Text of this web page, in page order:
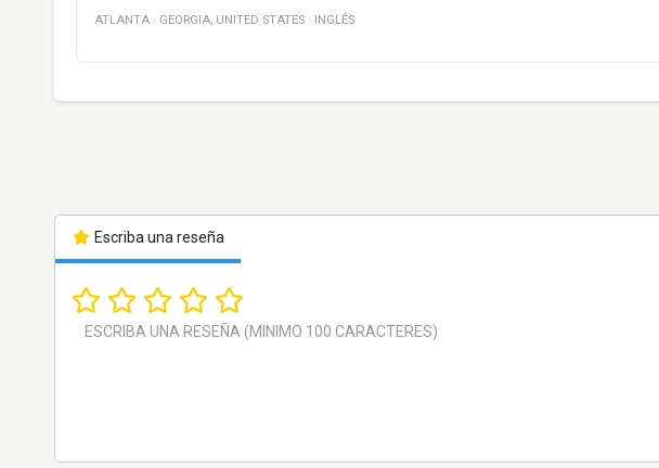
ATLANTA · GEORGIA, UNITED STATES · INGLÉS
Escriba una reseña